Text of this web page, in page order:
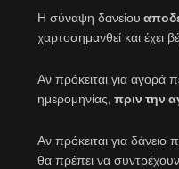
Η σύναψη δανείου
χαρτοσημανθεί και έχει
Αν πρόκειται για αγορά
ημερομηνίας, πριν την
Αν πρόκειται για
θα πρέπει να